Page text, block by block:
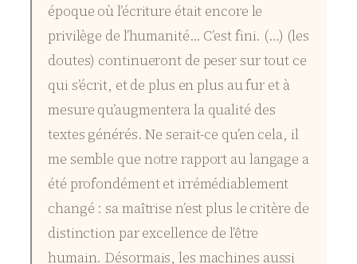
époque où l’écriture était encore le
privilège de l’humanité… C’est fini. (…) (les
doutes) continueront de peser sur tout ce
qui s’écrit, et de plus en plus au fur et à
mesure qu’augmentera la qualité des
textes générés. Ne serait-ce qu’en cela, il
me semble que notre rapport au langage a
été profondément et irrémédiablement
changé : sa maîtrise n’est plus le critère de
distinction par excellence de l’être
humain. Désormais, les machines aussi